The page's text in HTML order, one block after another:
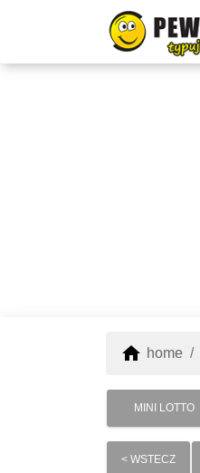
home home
MINI LOTTO
< WSTECZ